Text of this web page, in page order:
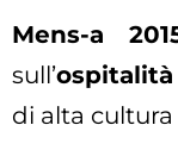
Mens-a
sull’ospitalità
di alta